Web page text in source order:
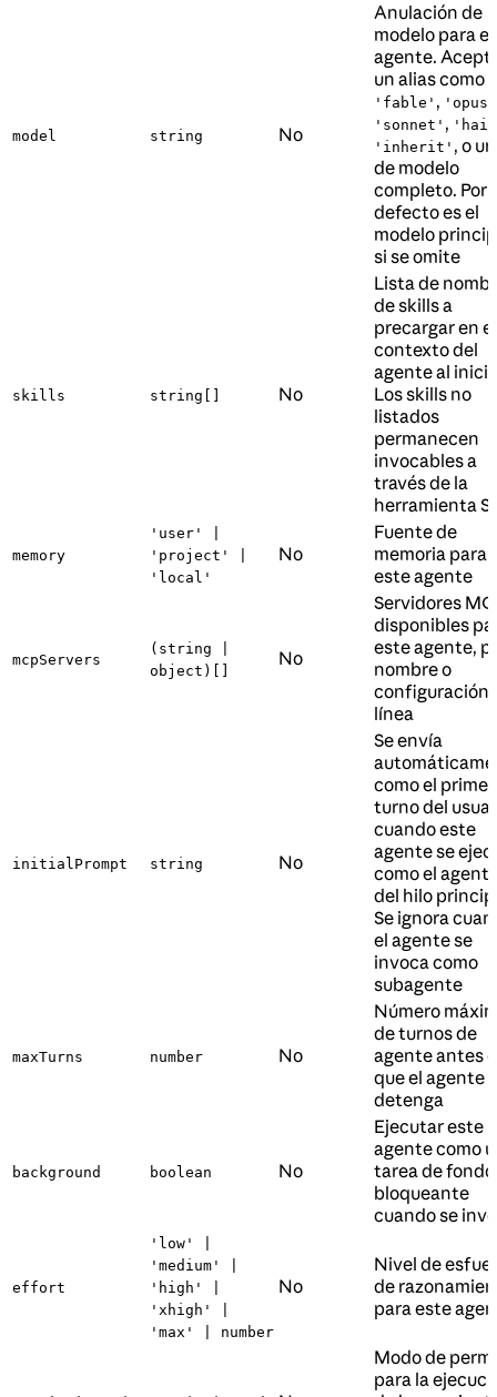
model string No
Anulación de
modelo para
agente.
un alias como
'fable' , 'opus'
'sonnet' ,
'inherit' , o
de modelo
completo. Por
defecto es el
modelo
si se omite
skills string[] No
Lista de
de skills a
precargar en el
contexto del
agente al
Los skills no
listados
permanecen
invocables a
través de la
herramienta
memory
'user' |
'project' |
'local'
No
Fuente de
memoria para
este agente
mcpServers
(string |
object)[]
No
Servidores
disponibles
este agente,
nombre o
configuración
línea
initialPrompt string No
Se envía
como el primer
turno del
cuando este
agente se
como el
del hilo
Se ignora
el agente se
invoca como
subagente
maxTurns number No
Número
de turnos de
agente antes
que el agente
detenga
background boolean No
Ejecutar este
agente como
tarea de
bloqueante
cuando se
effort
'low' |
'medium' |
'high' |
'xhigh' |
'max' | number
No
Nivel de
de
para este
Modo de
para la